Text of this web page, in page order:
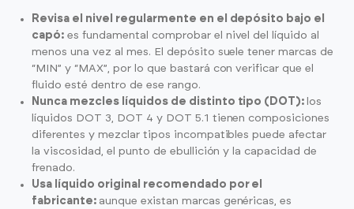
Revisa el nivel regularmente en el depósito bajo el
capó:es fundamental comprobar el nivel del líquido al
menos una vez al mes. El depósito suele tener marcas de
“MIN” y “MAX”, por lo que bastará con verificar que el
fluido esté dentro de ese rango.
Nunca mezcles líquidos de distinto tipo (DOT): los
líquidos DOT 3, DOT 4 y DOT 5.1 tienen composiciones
diferentes y mezclar tipos incompatibles puede afectar
la viscosidad, el punto de ebullición y la capacidad de
frenado.
Usa líquido original recomendado por el
fabricante: aunque existan marcas genéricas, es